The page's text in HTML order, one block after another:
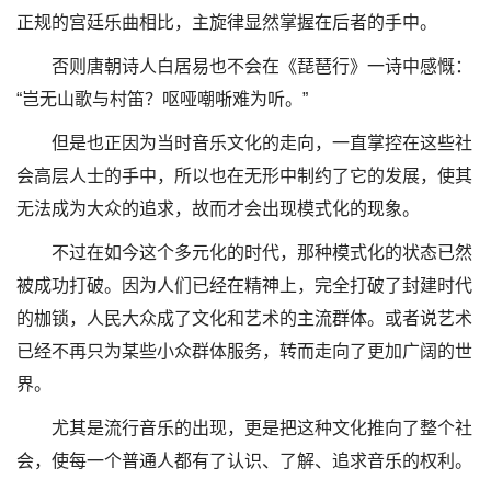
正规的宫廷乐曲相比，主旋律显然掌握在后者的手中。
否则唐朝诗人白居易也不会在《琵琶行》一诗中感慨：
“岂无山歌与村笛？呕哑嘲哳难为听。”
但是也正因为当时音乐文化的走向，一直掌控在这些社
会高层人士的手中，所以也在无形中制约了它的发展，使其
无法成为大众的追求，故而才会出现模式化的现象。
不过在如今这个多元化的时代，那种模式化的状态已然
被成功打破。因为人们已经在精神上，完全打破了封建时代
的枷锁，人民大众成了文化和艺术的主流群体。或者说艺术
已经不再只为某些小众群体服务，转而走向了更加广阔的世
界。
尤其是流行音乐的出现，更是把这种文化推向了整个社
会，使每一个普通人都有了认识、了解、追求音乐的权利。